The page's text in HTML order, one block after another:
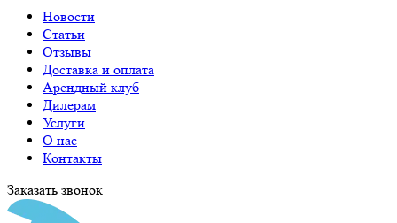
Новости
Статьи
Отзывы
Доставка и оплата
Арендный клуб
Дилерам
Услуги
О нас
Контакты
Заказать звонок